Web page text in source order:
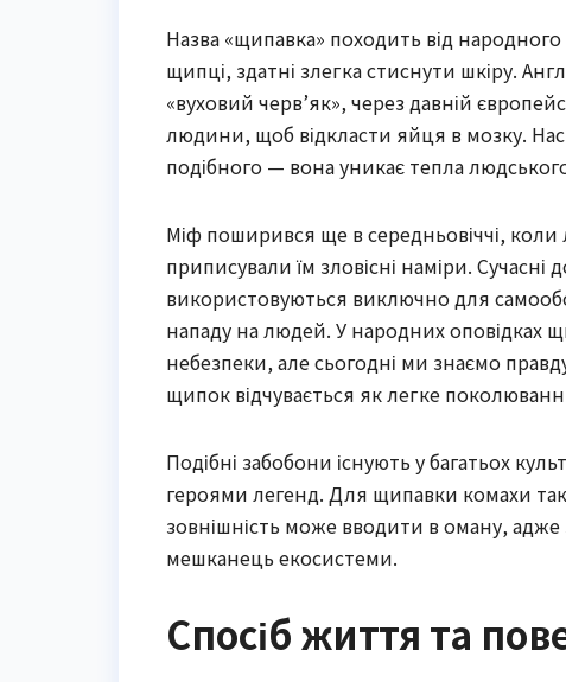
Назва «щипавка» походить від
щипці, здатні злегка стиснути шкіру.
«вуховий черв’як», через давній
людини, щоб відкласти яйця в мозку.
подібного — вона уникає тепла
Міф поширився ще в середньовіччі,
приписували їм зловісні наміри.
використовуються виключно для
нападу на людей. У народних оповідках
небезпеки, але сьогодні ми знаємо
щипок відчувається як легке
Подібні забобони існують у багатьох
героями легенд. Для щипавки комахи
зовнішність може вводити в оману,
мешканець екосистеми.
Спосіб життя та